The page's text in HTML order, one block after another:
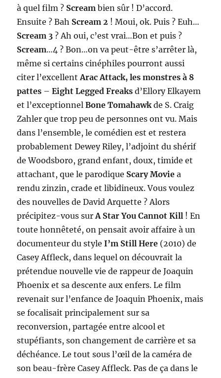
à quel film ? Scream bien sûr ! D’accord.
Ensuite ? Bah Scream 2 ! Moui, ok. Puis ? Euh…
Scream 3 ? Ah oui, c’est vrai…Bon et puis ?
Scream…4 ? Bon…on va peut-être s’arrêter là,
même si certains cinéphiles pourront aussi
citer l’excellentArac Attack, les monstres à 8
pattes – Eight Legged Freaksd’Ellory Elkayem
et l’exceptionnelBone Tomahawkde S. Craig
Zahler que trop peu de personnes ont vu. Mais
dans l’ensemble, le comédien est et restera
probablement Dewey Riley, l’adjoint du shérif
de Woodsboro, grand enfant, doux, timide et
attachant, que le parodique Scary Moviea
rendu zinzin, crade et libidineux. Vous voulez
des nouvelles de David Arquette ? Alors
précipitez-vous surA Star You Cannot Kill ! En
toute honnêteté, on pensait avoir affaire à un
documenteur du styleI’m Still Here (2010) de
Casey Affleck, dans lequel on découvrait la
prétendue nouvelle vie de rappeur de Joaquin
Phoenix et sa descente aux enfers. Le film
revenait sur l’enfance de Joaquin Phoenix, mais
se focalisait principalement sur sa
reconversion, partagée entre alcool et
stupéfiants, son changement de carrière et sa
déchéance. Le tout sous l’œil de la caméra de
son beau-frère Casey Affleck. Pas de ça dans le